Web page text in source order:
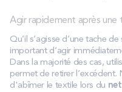
Agir rapidement après une
Qu’il s’agisse d’une tache
important d’agir
Dans la majorité des cas,
permet de retirer l’excédent.
d'abîmer le textile lors du